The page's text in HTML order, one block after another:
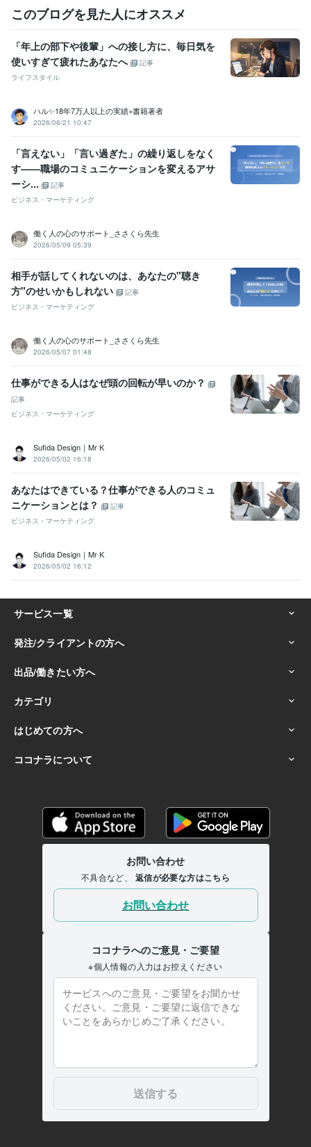
このブログを見た人にオススメ
「年上の部下や後輩」への接し方に、毎日気を
使いすぎて疲れたあなたへ
記事
ライフスタイル
ハル✨18年7万人以上の実績×書籍著者
2026/06/21 10:47
「言えない」「言い過ぎた」の繰り返しをなく
す——職場のコミュニケーションを変えるアサ
ーシ...
記事
ビジネス・マーケティング
働く人の心のサポート_ささくら先生
2026/05/09 05:39
相手が話してくれないのは、あなたの"聴き
方"のせいかもしれない
記事
ビジネス・マーケティング
働く人の心のサポート_ささくら先生
2026/05/07 01:48
仕事ができる人はなぜ頭の回転が早いのか？
記事
ビジネス・マーケティング
Sufida Design｜Mr K
2026/05/02 16:18
あなたはできている？仕事ができる人のコミュ
ニケーションとは？
記事
ビジネス・マーケティング
Sufida Design｜Mr K
2026/05/02 16:12